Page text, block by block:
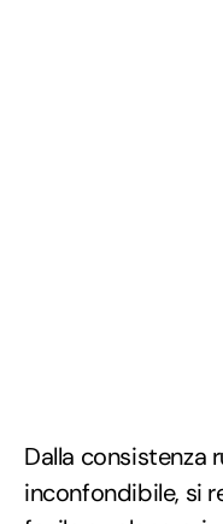
Dalla consistenza
inconfondibile, si